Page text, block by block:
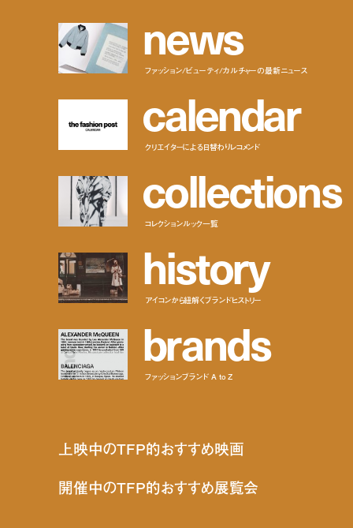
news
ファッション/ビューティ/カルチャーの最新ニュース
calendar
クリエイターによる日替わりレコメンド
collections
コレクションルック一覧
history
アイコンから紐解くブランドヒストリー
brands
ファッションブランド A to Z
上映中のTFP的おすすめ映画
開催中のTFP的おすすめ展覧会